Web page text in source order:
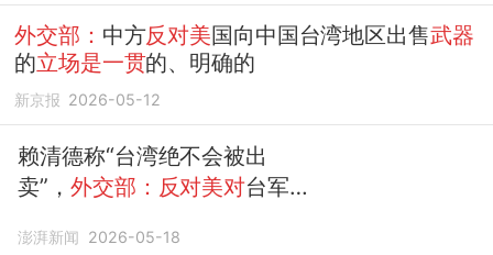
外交部： 中方反对美国向中国台湾地区出售武器
的立场是一贯的、明确的
新京报 2026-05-12
赖清德称“台湾绝不会被出
卖”，外交部：反对美对台军售
澎湃新闻 2026-05-18